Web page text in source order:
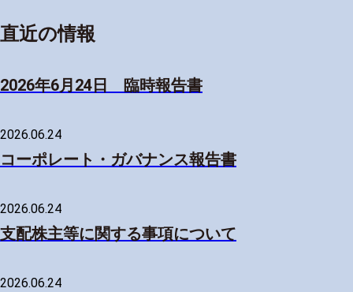
直近の情報
2026年6月24日 臨時報告書
2026.06.24
コーポレート・ガバナンス報告書
2026.06.24
支配株主等に関する事項について
2026.06.24